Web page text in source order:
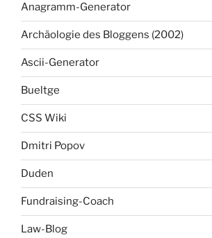
Anagramm-Generator
Archäologie des Bloggens (2002)
Ascii-Generator
Bueltge
CSS Wiki
Dmitri Popov
Duden
Fundraising-Coach
Law-Blog